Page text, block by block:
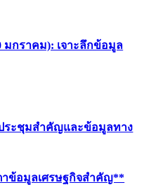
มกราคม): เจาะลึกข้อมูล
ระชุมสำคัญและข้อมูลทาง
ข้อมูลเศรษฐกิจสำคัญ**